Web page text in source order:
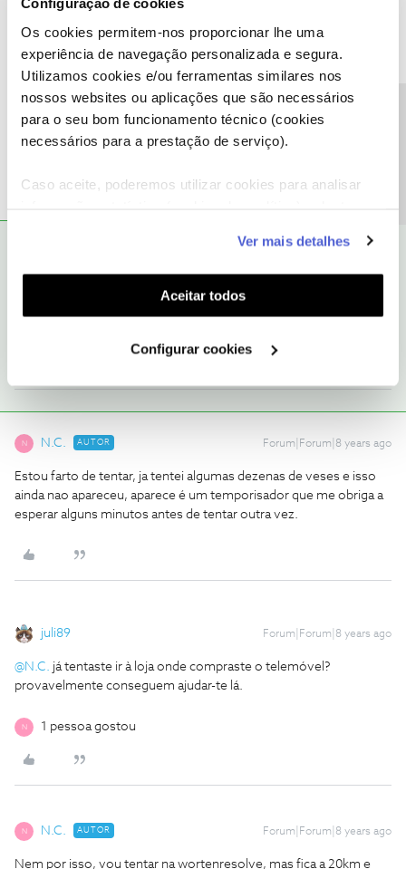
Os cookies permitem-nos proporcionar lhe uma
experiência de navegação personalizada e segura.
Utilizamos cookies e/ou ferramentas similares nos
nossos websites ou aplicações que são necessários
para o seu bom funcionamento técnico (cookies
necessários para a prestação de serviço).
Caso aceite, poderemos utilizar cookies para analisar
funcionalidades (cookies de personalização e
funcionalidade) e adaptar anúncios aos seus interesses
(cookies de publicidade personalizada). Pode gerir a
utilização dos cookies clicando em "Configurar
Ver mais detalhes
Aceitar todos
Configurar cookies
N N.C. AUTOR Forum|Forum|8 years ago
"esqueceu-se da sequência". Nessa opção consegues recuperar o
N N.C. AUTOR Forum|Forum|8 years ago
Estou farto de tentar, ja tentei algumas dezenas de veses e isso
ainda nao apareceu, aparece é um temporisador que me obriga a
esperar alguns minutos antes de tentar outra vez.
juli89 Forum|Forum|8 years ago
@N.C. já tentaste ir à loja onde compraste o telemóvel?
provavelmente conseguem ajudar-te lá.
N 1 pessoa gostou
N N.C. AUTOR Forum|Forum|8 years ago
Nem por isso, vou tentar na wortenresolve, mas fica a 20km e